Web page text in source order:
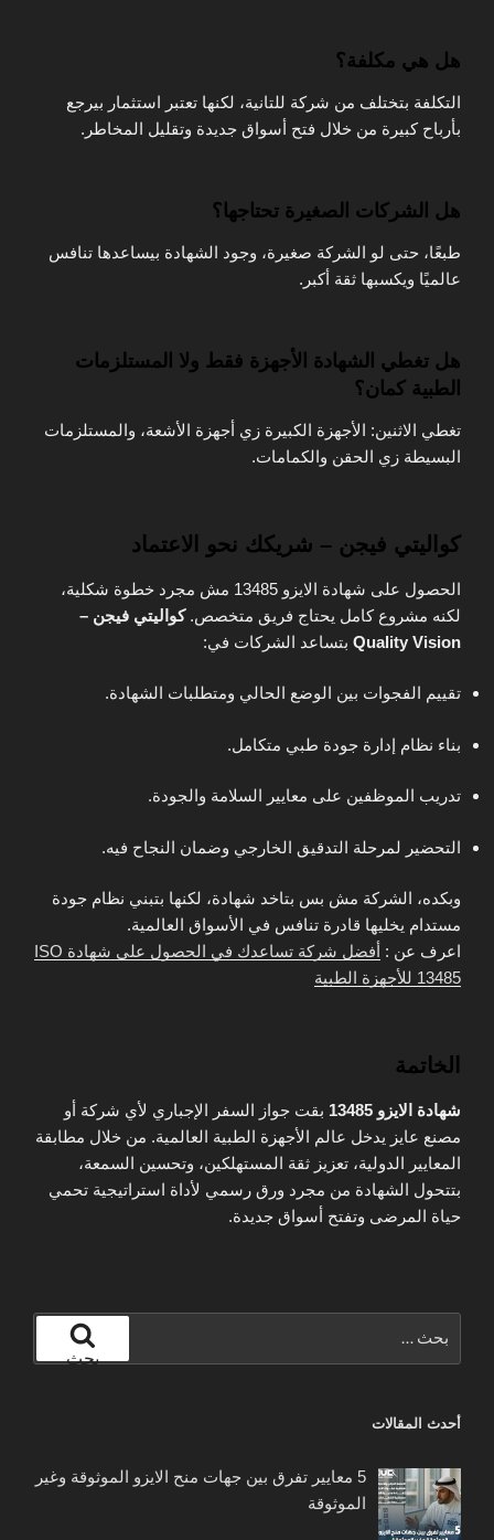
هل هي مكلفة؟
التكلفة بتختلف من شركة للتانية، لكنها تعتبر استثمار بيرجع
بأرباح كبيرة من خلال فتح أسواق جديدة وتقليل المخاطر.
هل الشركات الصغيرة تحتاجها؟
طبعًا، حتى لو الشركة صغيرة، وجود الشهادة بيساعدها تنافس
عالميًا ويكسبها ثقة أكبر.
هل تغطي الشهادة الأجهزة فقط ولا المستلزمات
الطبية كمان؟
تغطي الاثنين: الأجهزة الكبيرة زي أجهزة الأشعة، والمستلزمات
البسيطة زي الحقن والكمامات.
كواليتي فيجن – شريكك نحو الاعتماد
الحصول على شهادة الايزو 13485 مش مجرد خطوة شكلية،
لكنه مشروع كامل يحتاج فريق متخصص.كواليتي فيجن –
Quality Vision بتساعد الشركات في:
تقييم الفجوات بين الوضع الحالي ومتطلبات الشهادة.
بناء نظام إدارة جودة طبي متكامل.
تدريب الموظفين على معايير السلامة والجودة.
التحضير لمرحلة التدقيق الخارجي وضمان النجاح فيه.
وبكده، الشركة مش بس بتاخد شهادة، لكنها بتبني نظام جودة
مستدام يخليها قادرة تنافس في الأسواق العالمية.
اعرف عن :
أفضل شركة تساعدك في الحصول على شهادة ISO
13485 للأجهزة الطبية
الخاتمة
شهادة الايزو 13485
بقت جواز السفر الإجباري لأي شركة أو
مصنع عايز يدخل عالم الأجهزة الطبية العالمية. من خلال مطابقة
المعايير الدولية، تعزيز ثقة المستهلكين، وتحسين السمعة،
بتتحول الشهادة من مجرد ورق رسمي لأداة استراتيجية تحمي
حياة المرضى وتفتح أسواق جديدة.
عن:
بحث
أحدث المقالات
5 معايير تفرق بين جهات منح الايزو الموثوقة وغير
الموثوقة